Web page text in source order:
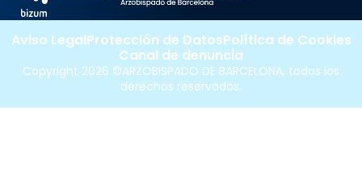
Copyright 2026 ©ARZOBISPADO DE BARCELONA, todos los
derechos reservados.
Aviso LegalProtección de DatosPolítica de Cookies
Canal de denuncia